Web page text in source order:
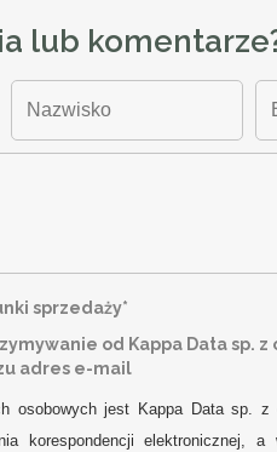
lub
sprzedaży*
od Kappa Data sp.
adres e-mail
osobowych jest Kappa Data sp.
korespondencji elektronicznej,